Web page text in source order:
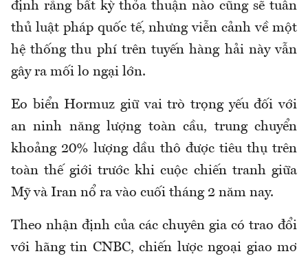
định rằng bất kỳ thỏa thuận nào cũng sẽ tuân
thủ luật pháp quốc tế, nhưng viễn cảnh về một
hệ thống thu phí trên tuyến hàng hải này vẫn
gây ra mối lo ngại lớn.
Eo biển Hormuz giữ vai trò trọng yếu đối với
an ninh năng lượng toàn cầu, trung chuyển
khoảng 20% lượng dầu thô được tiêu thụ trên
toàn thế giới trước khi cuộc chiến tranh giữa
Mỹ và Iran nổ ra vào cuối tháng 2 năm nay.
Theo nhận định của các chuyên gia có trao đổi
với hãng tin CNBC, chiến lược ngoại giao mơ